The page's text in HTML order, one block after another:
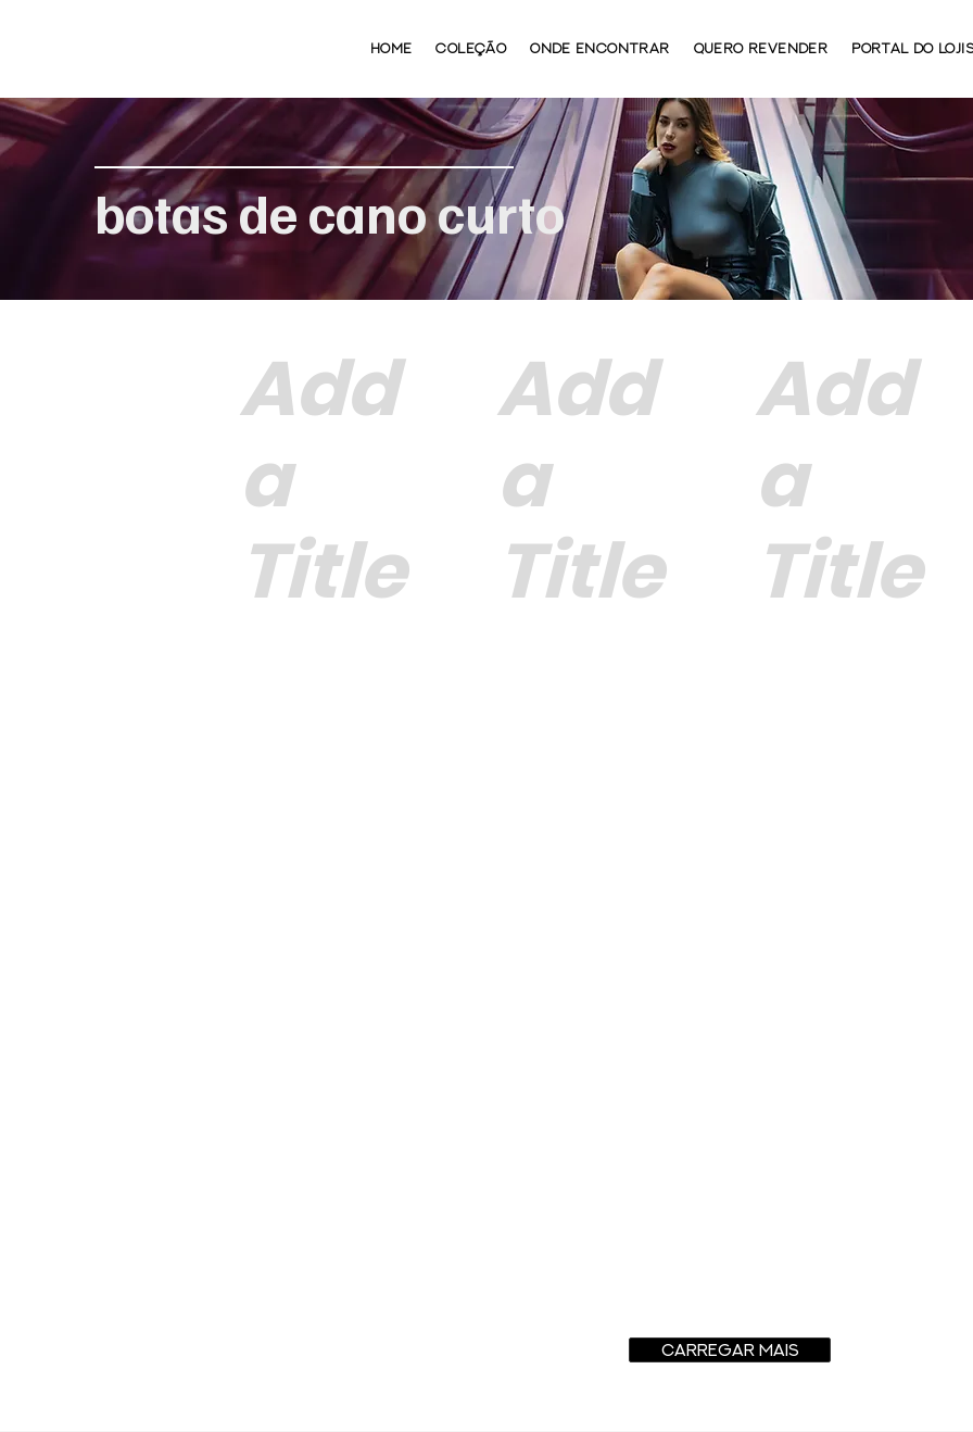
HOME COLEÇÃO ONDE ENCONTRAR QUERO REVENDER PORTAL DO
botas de cano curto
CARREGAR MAIS
Add
a
Title
Add
a
Title
Add
a
Title